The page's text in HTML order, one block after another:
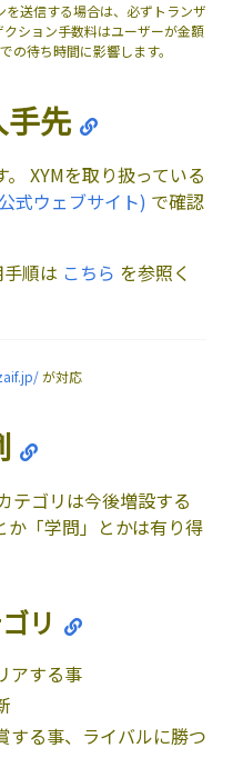
送信する場合は、必ずトランザ
ション手数料はユーザーが金額
の待ち時間に影響します。
手先
XYMを取り扱っている
式ウェブサイト) で確認
順は こちら を参照く
が対応
テゴリは今後増設する
か「学問」とかは有り得
リ
アする事
する事、ライバルに勝つ